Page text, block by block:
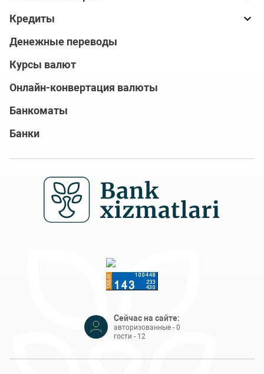
Кредиты
Денежные переводы
Курсы валют
Онлайн-конвертация валюты
Банкоматы
Банки
Сейчас на сайте:
авторизованные - 0
гости - 12